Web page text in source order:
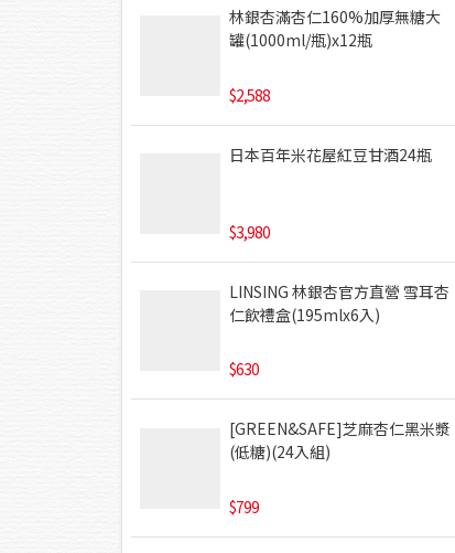
林銀杏滿杏仁160%加厚無糖大
罐(1000ml/瓶)x12瓶
2,588
日本百年米花屋紅豆甘酒24瓶
3,980
LINSING 林銀杏官方直營 雪耳杏
仁飲禮盒(195mlx6入)
630
[GREEN&SAFE]芝麻杏仁黑米漿
(低糖)(24入組)
799